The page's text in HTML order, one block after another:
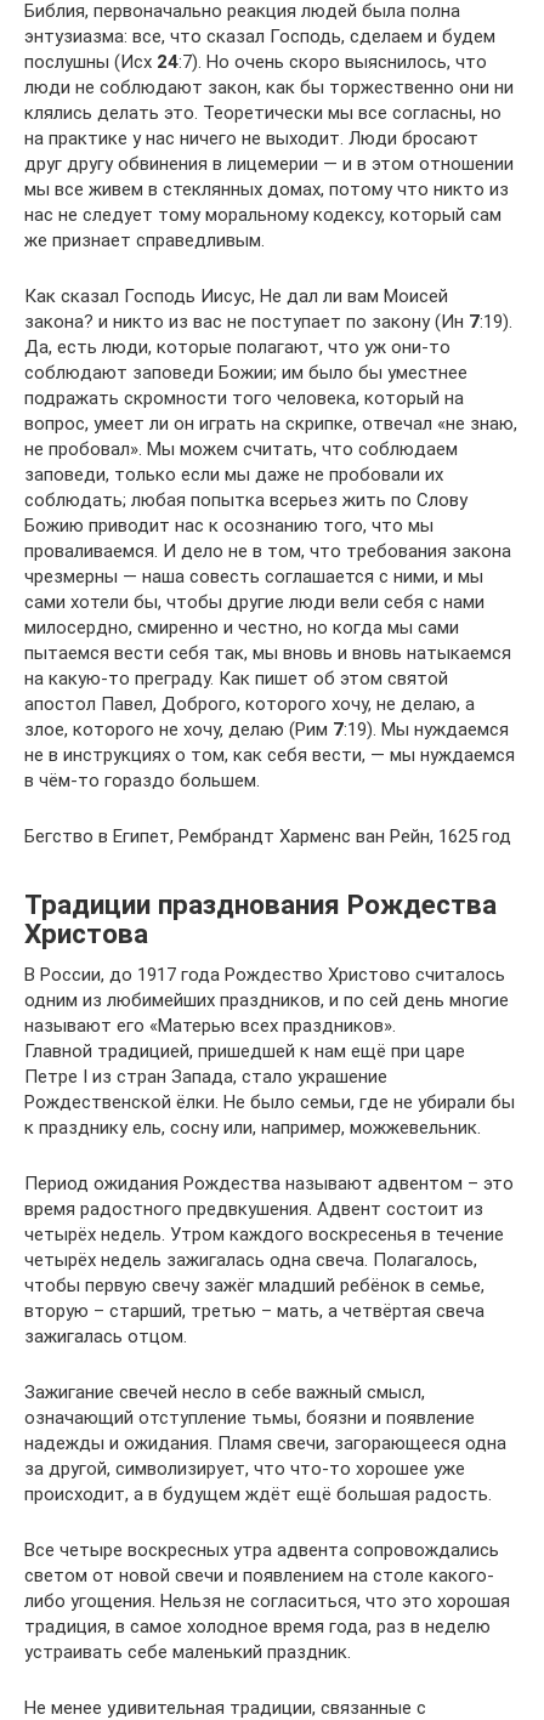
Библия, первоначально реакция людей была полна
энтузиазма: все, что сказал Господь, сделаем и будем
послушны (Исх 24:7). Но очень скоро выяснилось, что
люди не соблюдают закон, как бы торжественно они ни
клялись делать это. Теоретически мы все согласны, но
на практике у нас ничего не выходит. Люди бросают
друг другу обвинения в лицемерии — и в этом отношении
мы все живем в стеклянных домах, потому что никто из
нас не следует тому моральному кодексу, который сам
же признает справедливым.
Как сказал Господь Иисус, Не дал ли вам Моисей
закона? и никто из вас не поступает по закону (Ин 7:19).
Да, есть люди, которые полагают, что уж они-то
соблюдают заповеди Божии; им было бы уместнее
подражать скромности того человека, который на
вопрос, умеет ли он играть на скрипке, отвечал «не знаю,
не пробовал». Мы можем считать, что соблюдаем
заповеди, только если мы даже не пробовали их
соблюдать; любая попытка всерьез жить по Слову
Божию приводит нас к осознанию того, что мы
проваливаемся. И дело не в том, что требования закона
чрезмерны — наша совесть соглашается с ними, и мы
сами хотели бы, чтобы другие люди вели себя с нами
милосердно, смиренно и честно, но когда мы сами
пытаемся вести себя так, мы вновь и вновь натыкаемся
на какую-то преграду. Как пишет об этом святой
апостол Павел, Доброго, которого хочу, не делаю, а
злое, которого не хочу, делаю (Рим 7:19). Мы нуждаемся
не в инструкциях о том, как себя вести, — мы нуждаемся
в чём-то гораздо большем.
Бегство в Египет, Рембрандт Харменс ван Рейн, 1625 год
Традиции празднования Рождества
Христова
В России, до 1917 года Рождество Христово считалось
одним из любимейших праздников, и по сей день многие
называют его «Матерью всех праздников».
Главной традицией, пришедшей к нам ещё при царе
Петре I из стран Запада, стало украшение
Рождественской ёлки. Не было семьи, где не убирали бы
к празднику ель, сосну или, например, можжевельник.
Период ожидания Рождества называют адвентом – это
время радостного предвкушения. Адвент состоит из
четырёх недель. Утром каждого воскресенья в течение
четырёх недель зажигалась одна свеча. Полагалось,
чтобы первую свечу зажёг младший ребёнок в семье,
вторую – старший, третью – мать, а четвёртая свеча
зажигалась отцом.
Зажигание свечей несло в себе важный смысл,
означающий отступление тьмы, боязни и появление
надежды и ожидания. Пламя свечи, загорающееся одна
за другой, символизирует, что что-то хорошее уже
происходит, а в будущем ждёт ещё большая радость.
Все четыре воскресных утра адвента сопровождались
светом от новой свечи и появлением на столе какого-
либо угощения. Нельзя не согласиться, что это хорошая
традиция, в самое холодное время года, раз в неделю
устраивать себе маленький праздник.
Не менее удивительная традиции, связанные с